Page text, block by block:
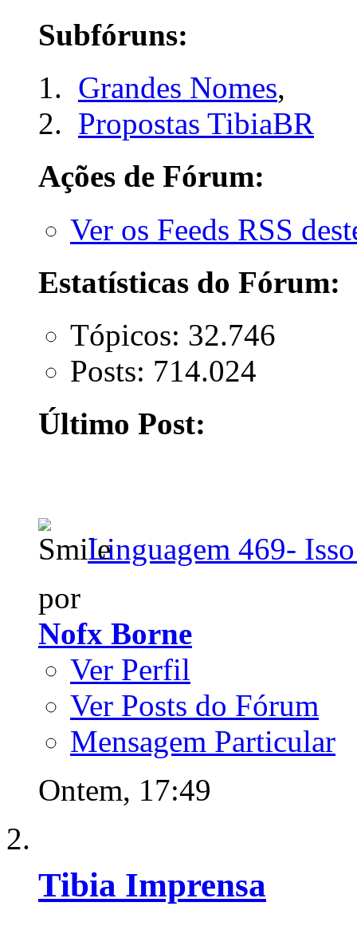
Subfóruns:
Grandes Nomes,
Propostas TibiaBR
Ações de Fórum:
Ver os Feeds RSS
Estatísticas do Fórum:
Tópicos: 32.746
Posts: 714.024
Último Post:
Linguagem 469-
por
Nofx Borne
Ver Perfil
Ver Posts do Fórum
Mensagem Particular
Ontem, 17:49
Tibia Imprensa